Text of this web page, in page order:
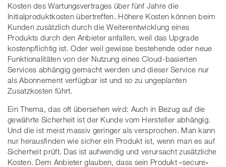
Kosten des Wartungsvertrages über fünf Jahre die
Initialproduktkosten übertreffen. Höhere Kosten können beim
Kunden zusätzlich durch die Weiterentwicklung eines
Produkts durch den Anbieter anfallen, weil das Upgrade
kostenpflichtig ist. Oder weil gewisse bestehende oder neue
Funktionalitäten von der Nutzung eines Cloud-basierten
Services abhängig gemacht werden und dieser Service nur
als Abonnement verfügbar ist und so zu ungeplanten
Zusatzkosten führt.
Ein Thema, das oft übersehen wird: Auch in Bezug auf die
gewährte Sicherheit ist der Kunde vom Hersteller abhängig.
Und die ist meist massiv geringer als versprochen. Man kann
nur herausfinden wie sicher ein Produkt ist, wenn man es auf
Sicherheit prüft. Das ist aufwendig und verursacht zusätzliche
Kosten. Dem Anbieter glauben, dass sein Produkt «secure»